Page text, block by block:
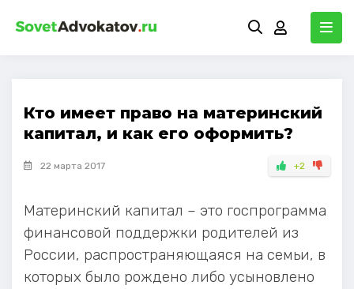
Кто имеет право на материнский
капитал, и как его оформить?
22 марта 2017 +2
Материнский капитал – это госпрограмма
финансовой поддержки родителей из
России, распространяющаяся на семьи, в
которых было рождено либо усыновлено